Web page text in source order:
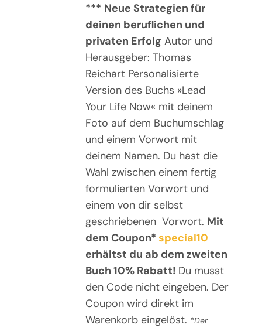
*** Neue Strategien für
deinen beruflichen und
privaten Erfolg Autor und
Herausgeber: Thomas
Reichart Personalisierte
Version des Buchs »Lead
Your Life Now« mit deinem
Foto auf dem Buchumschlag
und einem Vorwort mit
deinem Namen. Du hast die
Wahl zwischen einem fertig
formulierten Vorwort und
einem von dir selbst
geschriebenen Vorwort. Mit
dem Coupon*special10
erhältst du ab dem zweiten
Buch 10% Rabatt! Du musst
den Code nicht eingeben. Der
Coupon wird direkt im
Warenkorb eingelöst. *Der